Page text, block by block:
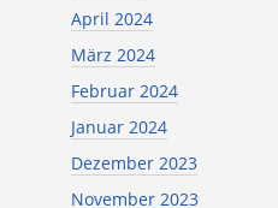
April 2024
März 2024
Februar 2024
Januar 2024
Dezember 2023
November 2023